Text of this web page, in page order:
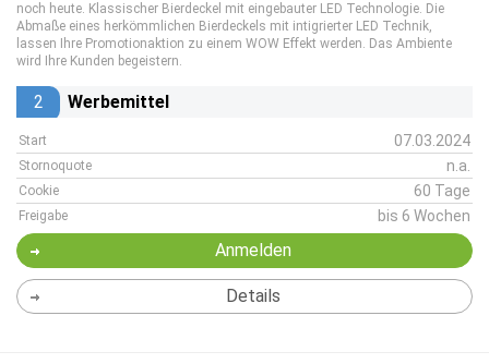
noch heute. Klassischer Bierdeckel mit eingebauter LED Technologie. Die
Abmaße eines herkömmlichen Bierdeckels mit intigrierter LED Technik,
lassen Ihre Promotionaktion zu einem WOW Effekt werden. Das Ambiente
wird Ihre Kunden begeistern.
2 Werbemittel
Start 07.03.2024
Stornoquote n.a.
Cookie 60 Tage
Freigabe bis 6 Wochen
Anmelden
Details